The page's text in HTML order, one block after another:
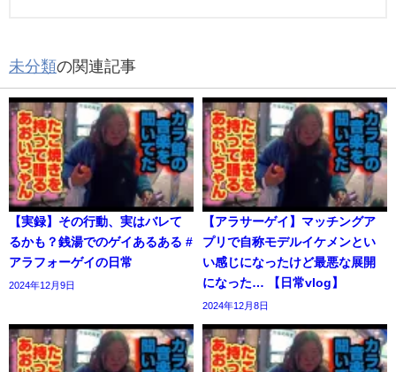
未分類の関連記事
【実録】その行動、実はバレて
るかも？銭湯でのゲイあるある #
アラフォーゲイの日常
2024年12月9日
【アラサーゲイ】マッチングア
プリで自称モデルイケメンとい
い感じになったけど最悪な展開
になった… 【日常vlog】
2024年12月8日